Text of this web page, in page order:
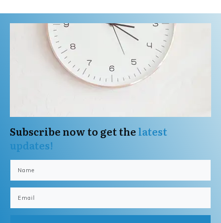
Subscribe now to get the latest
updates!